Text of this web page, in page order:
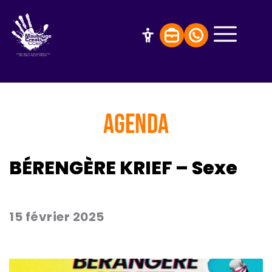
AGENDA
BÉRENGÈRE KRIEF – Sexe
15 février 2025